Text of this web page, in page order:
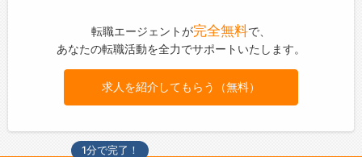
転職エージェントが完全無料で、
あなたの転職活動を全力でサポートいたします。
求人を紹介してもらう（無料）
1分で完了！